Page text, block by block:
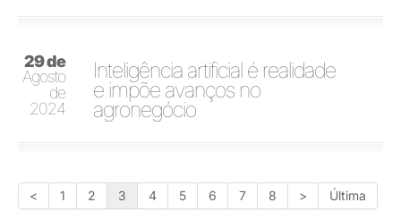
29 de
Agosto
de
2024
Inteligência artificial é realidade
e impõe avanços no
agronegócio
< 1 2 3 4 5 6 7 8 > Última